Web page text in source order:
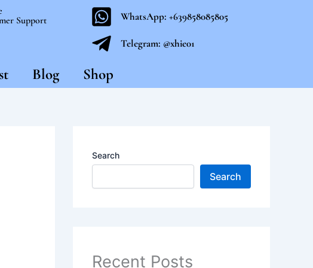
Support
WhatsApp: +639858085805
Telegram: @xhie01
Blog Shop
Search
Search
Recent Posts